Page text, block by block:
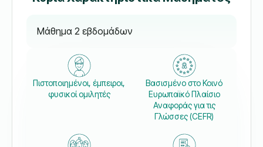
Μάθημα 2 εβδομάδων
Πιστοποιημένοι, έμπειροι,
φυσικοί ομιλητές
Βασισμένο στο Κοινό
Ευρωπαϊκό Πλαίσιο
Αναφοράς για τις
Γλώσσες (CEFR)